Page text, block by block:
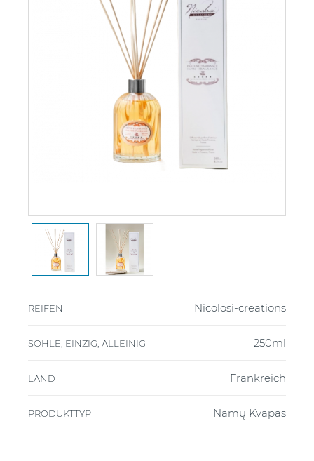
REIFEN Nicolosi-creations
SOHLE, EINZIG, ALLEINIG 250ml
LAND Frankreich
PRODUKTTYP Namų Kvapas